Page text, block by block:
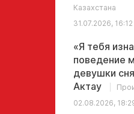
Казахстана
31.07.2026, 16:12
«Я тебя
поведение
девушки
Актау
02.08.2026,